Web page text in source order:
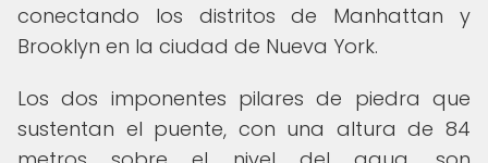
conectando los distritos de Manhattan y
Brooklyn en la ciudad de Nueva York.
Los dos imponentes pilares de piedra que
sustentan el puente, con una altura de 84